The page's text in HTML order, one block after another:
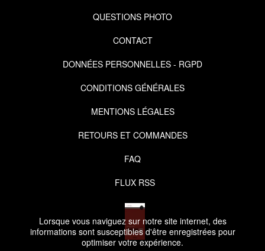
Lorsque vous naviguez sur notre site internet, des
informations sont susceptibles d'être enregistrées pour
optimiser votre expérience.
QUESTIONS PHOTO
CONTACT
DONNÉES PERSONNELLES - RGPD
CONDITIONS GÉNÉRALES
MENTIONS LÉGALES
RETOURS ET COMMANDES
FAQ
FLUX RSS